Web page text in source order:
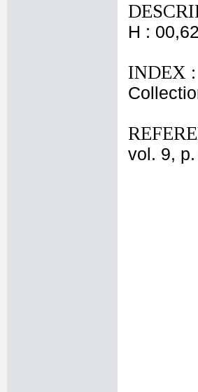
H :
INDEX :
vol. 9,